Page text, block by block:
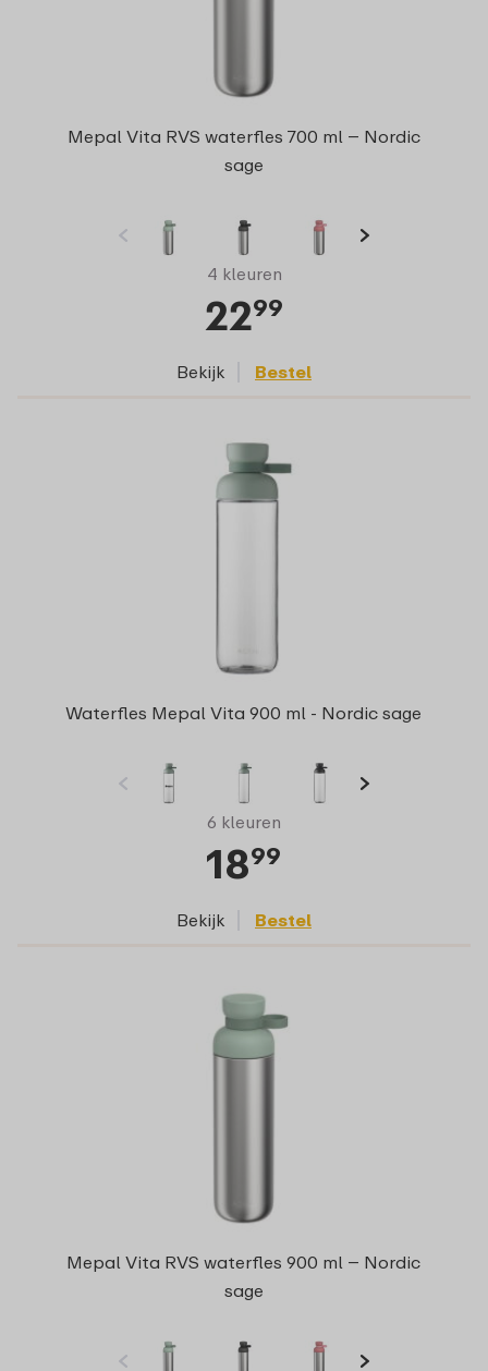
Mepal Vita RVS waterfles 700 ml – Nordic
sage
4 kleuren
2299
Bekijk Bestel
Waterfles Mepal Vita 900 ml - Nordic sage
6 kleuren
1899
Bekijk Bestel
Mepal Vita RVS waterfles 900 ml – Nordic
sage